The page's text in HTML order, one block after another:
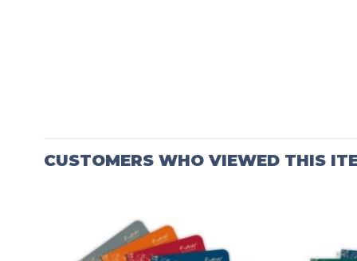
CUSTOMERS WHO VIEWED THIS